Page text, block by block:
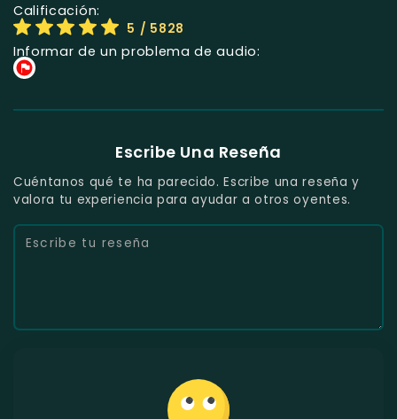
Calificación:
5 / 5828
Informar de un problema de audio:
Escribe Una Reseña
Cuéntanos qué te ha parecido. Escribe una reseña y
valora tu experiencia para ayudar a otros oyentes.